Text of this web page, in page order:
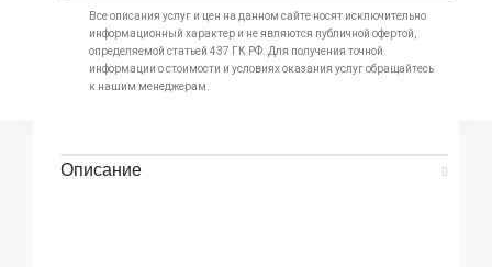
Все описания услуг и цен на данном сайте носят исключительно
информационный характер и не являются публичной офертой,
определяемой статьей 437 ГК РФ. Для получения точной
информации о стоимости и условиях оказания услуг обращайтесь
к нашим менеджерам.
Описание